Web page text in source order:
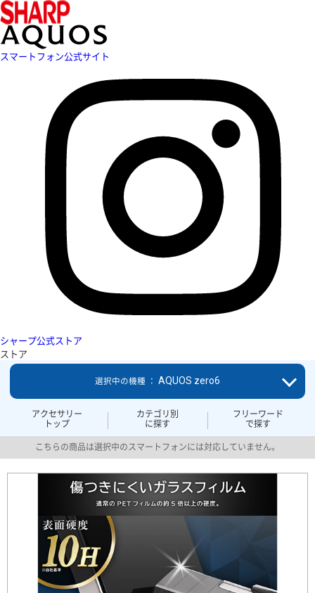
スマートフォン公式サイト
シャープ公式ストア
ストア
アクセサリー
トップ
カテゴリ別
に探す
フリーワード
で探す
選択中の機種 ： AQUOS zero6
こちらの商品は選択中のスマートフォンには対応していません。